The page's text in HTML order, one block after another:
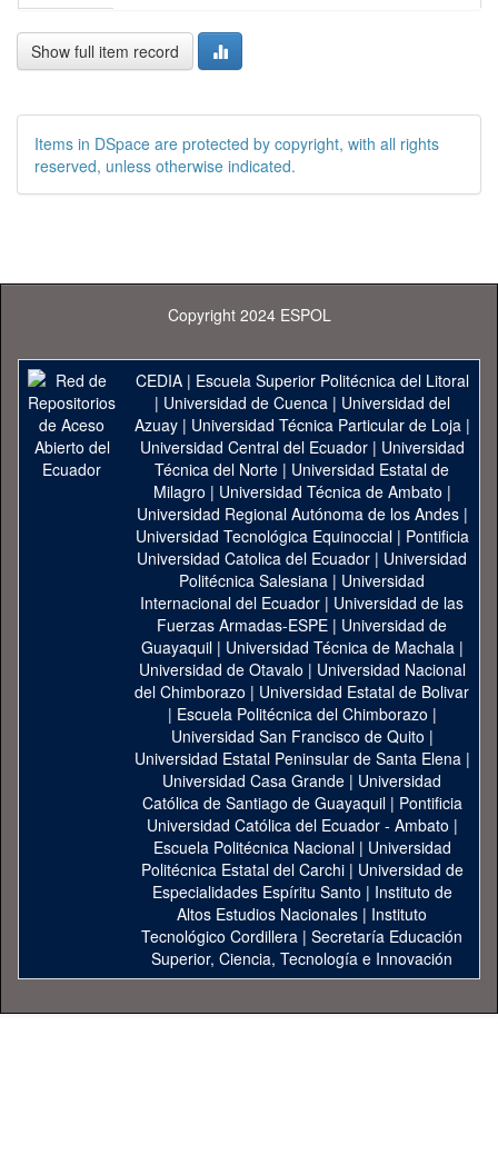
Show full item record
Items in DSpace are protected by copyright, with all rights
reserved, unless otherwise indicated.
Copyright 2024 ESPOL
CEDIA| Escuela Superior Politécnica del Litoral
| Universidad de Cuenca| Universidad del
Azuay| Universidad Técnica Particular de Loja|
Universidad Central del Ecuador| Universidad
Técnica del Norte | Universidad Estatal de
Milagro | Universidad Técnica de Ambato |
Universidad Regional Autónoma de los Andes|
Universidad Tecnológica Equinoccial| Pontificia
Universidad Catolica del Ecuador | Universidad
Politécnica Salesiana | Universidad
Internacional del Ecuador | Universidad de las
Fuerzas Armadas-ESPE | Universidad de
Guayaquil| Universidad Técnica de Machala|
Universidad de Otavalo | Universidad Nacional
del Chimborazo | Universidad Estatal de Bolivar
| Escuela Politécnica del Chimborazo |
Universidad San Francisco de Quito |
Universidad Estatal Peninsular de Santa Elena|
Universidad Casa Grande | Universidad
Católica de Santiago de Guayaquil| Pontificia
Universidad Católica del Ecuador - Ambato |
Escuela Politécnica Nacional| Universidad
Politécnica Estatal del Carchi| Universidad de
Especialidades Espíritu Santo | Instituto de
Altos Estudios Nacionales | Instituto
Tecnológico Cordillera | Secretaría Educación
Superior, Ciencia, Tecnología e Innovación